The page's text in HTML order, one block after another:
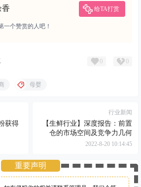
香 给TA打赏
一个赞赏的人吧！
0 0
母婴
获得
行业新闻
【生鲜行业】深度报告：前置
仓的市场空间及竞争力几何
2022-8-20 10:14:45
重要声明